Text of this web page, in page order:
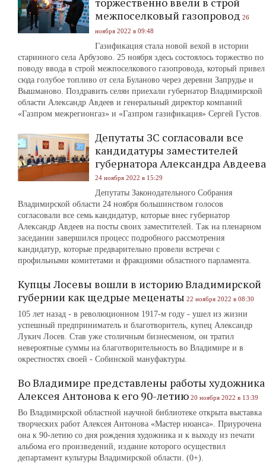
межпоселковый газопровод 26
ноября 2022 в 09:48
Газификация стала новой вехой в истории
старинного села Арбузово. 25 ноября здесь состоялось торжество по
поводу ввода в строй межпоселкового газопровода, который привел
сюда голубое топливо от села Буланово через деревни Запрудье и
Вышманово. Поздравить селян приехали губернатор Владимирской
области Александр Авдеев и генеральный директор компаний
«Газпром межрегионгаз» и «Газпром газификация» Сергей Густов.
Депутаты ЗС согласовали все
кандидатуры заместителей
губернатора Александра Авдеева
24 ноября 2022 в 15:29
Депутаты Законодательного Собрания
Владимирской области 24 ноября большинством голосов
согласовали все семь кандидатур, которые внес губернатор
Александр Авдеев на посты своих заместителей. Так на пленарном
заседании завершился процесс подробного рассмотрения
кандидатур, которые предварительно провели встречи с
профильными комитетами и фракциями областного парламента.
Купцы Лосевы вошли в историю Владимирской
губернии как щедрые меценаты 22 ноября 2022 в 08:30
105 лет назад - в революционном 1917-м году - ушел из жизни
успешный предприниматель и благотворитель, купец Александр
Лукич Лосев. Став уже столичным бизнесменом, он тратил
невероятные суммы на благотворительность во Владимире и в
окрестностях своей - Собинской мануфактуры.
Во Владимире представлены работы художника
Алексея Антонова к его 90-летию 20 ноября 2022 в 13:39
Во Владимирской областной научной библиотеке открыта выставка
творческих работ Алексея Антонова «Мастер нюанса». Приурочена
она к 90-летию со дня рождения художника и к выходу из печати
альбома его произведений, издание которого осуществил
департамент культуры Владимирской области. (0+).